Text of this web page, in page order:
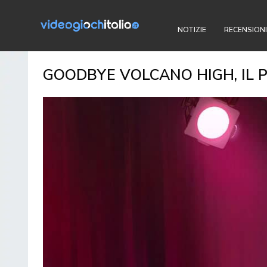
NOTIZIE RECENSIONI
GOODBYE VOLCANO HIGH, IL